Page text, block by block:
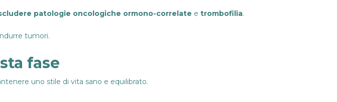
patologie oncologiche ormono-correlate e trombofilia.
tumori.
fase
uno stile di vita sano e equilibrato.